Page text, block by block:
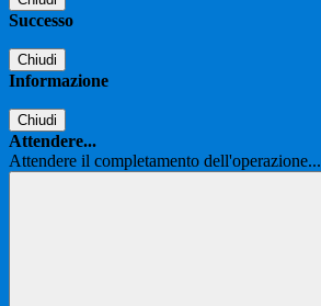
Successo
Chiudi
Informazione
Chiudi
Attendere...
Attendere il completamento dell'operazione...